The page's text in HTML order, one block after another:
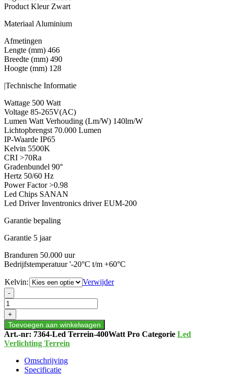
Product Kleur Zwart
Materiaal Aluminium
Afmetingen
Lengte (mm) 466
Breedte (mm) 490
Hoogte (mm) 128
|Technische Informatie
Wattage 500 Watt
Voltage 85-265V(AC)
Lumen Watt Verhouding (Lm/W) 140lm/W
Lichtopbrengst 70.000 Lumen
IP-Waarde IP65
Kelvin 5500K
CRI >70Ra
Gradenbundel 90°
Hertz 50/60 Hz
Power Factor >0.98
Led Chips SANAN
Led Driver Inventronics driver EUM-200
Garantie bepaling
Garantie 5 jaar
Branduren 50.000 uur
Bedrijfstemperatuur '-20°C t/m +60°C
Kelvin:
Verwijder
LED
TERREINVERLICHTING
IP65
400W
aantal
-
+
Toevoegen aan winkelwagen
Art.-nr: 7364-Led Terrein-400Watt Pro Categorie Led
Verlichting Terrein
Omschrijving
Specificatie